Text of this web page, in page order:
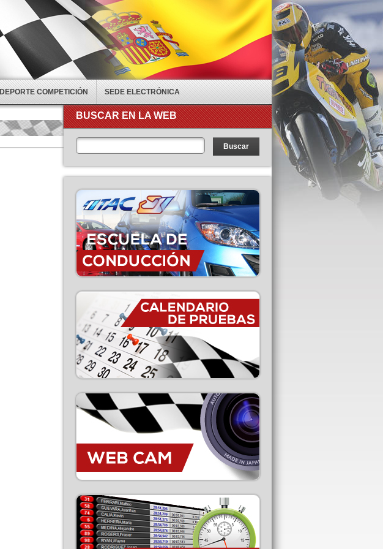
DEPORTE COMPETICIÓN SEDE ELECTRÓNICA
BUSCAR EN LA WEB